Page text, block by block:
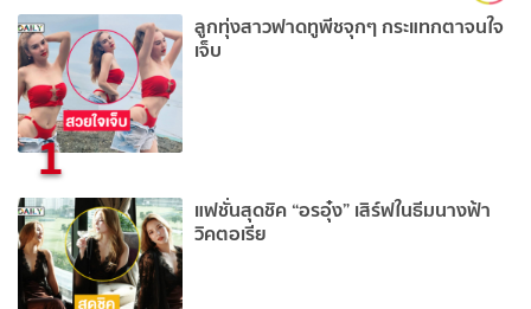
1
ลูกทุ่งสาวฟาดทูพีชจุกๆ กระแทกตาจนใจ
เจ็บ
แฟชั่นสุดชิค “อรอุ๋ง” เสิร์ฟในธีมนางฟ้า
วิคตอเรีย